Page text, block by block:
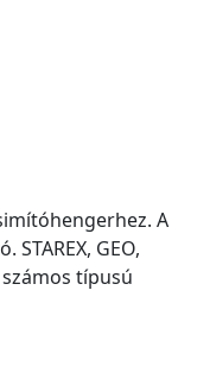
A
GEO,
számos típusú